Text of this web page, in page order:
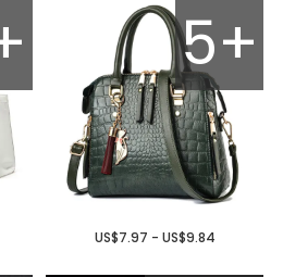
5+
US$7.97 - US$9.84